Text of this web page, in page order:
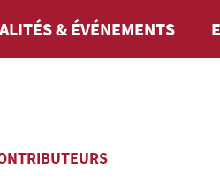
& ÉVÉNEMENTS